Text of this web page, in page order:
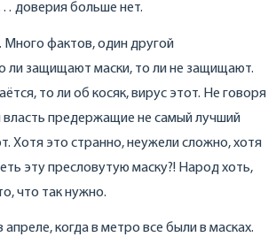
доверия больше нет.
Много фактов, один другой
ли защищают маски, то ли не защищают.
то ли об косяк, вирус этот. Не говоря
власть предержащие не самый лучший
Хотя это странно, неужели сложно, хотя
эту пресловутую маску?! Народ хоть,
что так нужно.
когда в метро все были в масках.